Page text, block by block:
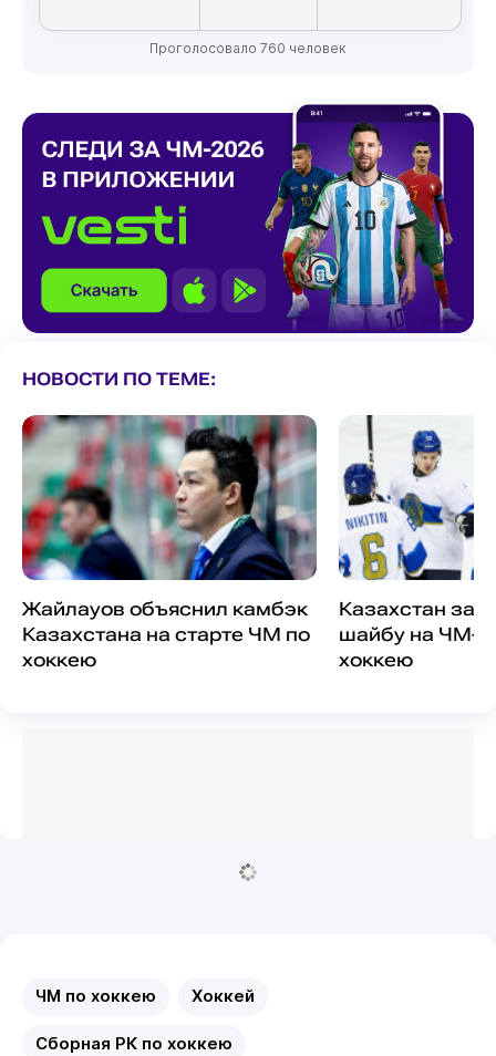
Проголосовало 760 человек
НОВОСТИ ПО ТЕМЕ:
Жайлауов объяснил камбэк
Казахстана на старте ЧМ по
хоккею
Казахстан
шайбу на ЧМ-
хоккею
ЧМ по хоккею Хоккей
Сборная РК по хоккею